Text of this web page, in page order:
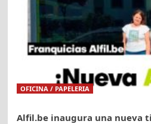
OFICINA / PAPELERIA
Alfil.be inaugura una nueva